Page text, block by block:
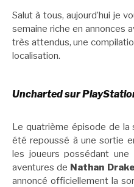
Salut à tous, aujourd’hui je
semaine riche en annonces
très attendus, une
localisation.
Uncharted sur
Le quatrième épisode de la
été repoussé à une sortie
les joueurs possédant
aventures de Nathan Drake
annoncé officiellement la